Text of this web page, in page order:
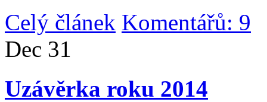
Celý článek Komentářů: 9
Dec 31
Uzávěrka roku 2014